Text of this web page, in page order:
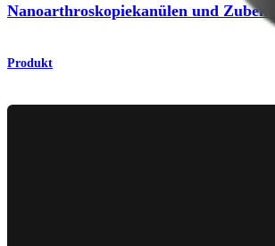
Nanoarthroskopiekanülen und Zubehör
Produkt